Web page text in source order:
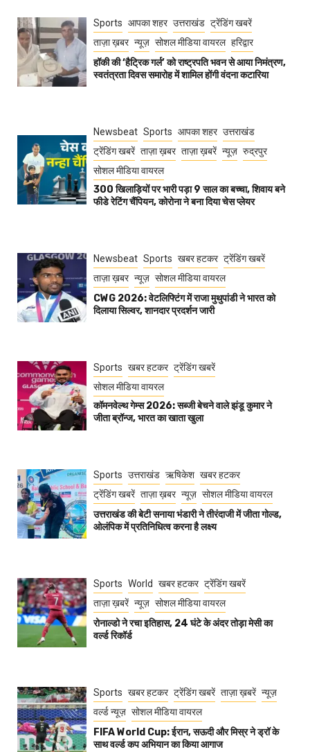
Sports आपका शहर उत्तराखंड ट्रेंडिंग खबरें
ताज़ा ख़बर न्यूज़ सोशल मीडिया वायरल हरिद्वार
हॉकी की ‘हैट्रिक गर्ल’ को राष्ट्रपति भवन से आया निमंत्रण,
स्वतंत्रता दिवस समारोह में शामिल होंगी वंदना कटारिया
Newsbeat Sports आपका शहर उत्तराखंड
ट्रेंडिंग खबरें ताज़ा ख़बर ताज़ा ख़बरें न्यूज़ रुद्रपुर
सोशल मीडिया वायरल
300 खिलाड़ियों पर भारी पड़ा 9 साल का बच्चा, शिवाय बने
फीडे रेटिंग चैंपियन, कोरोना ने बना दिया चेस प्लेयर
Newsbeat Sports खबर हटकर ट्रेंडिंग खबरें
ताज़ा ख़बर न्यूज़ सोशल मीडिया वायरल
CWG 2026: वेटलिफ्टिंग में राजा मुथुपांडी ने भारत को
दिलाया सिल्वर, शानदार प्रदर्शन जारी
Sports खबर हटकर ट्रेंडिंग खबरें
सोशल मीडिया वायरल
कॉमनवेल्थ गेम्स 2026: सब्जी बेचने वाले झंडू कुमार ने
जीता ब्रॉन्ज, भारत का खाता खुला
Sports उत्तराखंड ऋषिकेश खबर हटकर
ट्रेंडिंग खबरें ताज़ा ख़बर न्यूज़ सोशल मीडिया वायरल
उत्तराखंड की बेटी सनाया भंडारी ने तीरंदाजी में जीता गोल्ड,
ओलंपिक में प्रतिनिधित्व करना है लक्ष्य
Sports World खबर हटकर ट्रेंडिंग खबरें
ताज़ा ख़बरें न्यूज़ सोशल मीडिया वायरल
रोनाल्डो ने रचा इतिहास, 24 घंटे के अंदर तोड़ा मेसी का
वर्ल्ड रिकॉर्ड
Sports खबर हटकर ट्रेंडिंग खबरें ताज़ा ख़बरें न्यूज़
वर्ल्ड न्यूज़ सोशल मीडिया वायरल
FIFA World Cup: ईरान, सऊदी और मिस्र ने ड्रॉ के
साथ वर्ल्ड कप अभियान का किया आगाज